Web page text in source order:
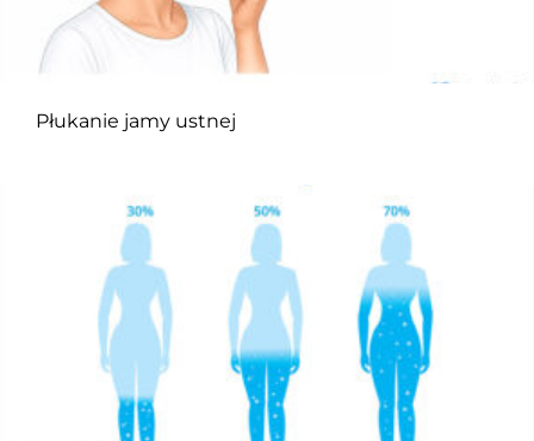
Płukanie jamy ustnej